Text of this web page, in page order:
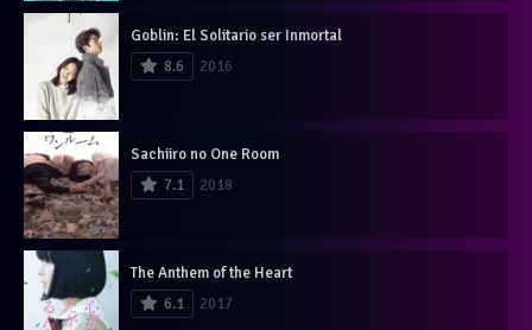
Goblin: El Solitario ser Inmortal
8.6
2016
Sachiiro no One Room
7.1
2018
The Anthem of the Heart
6.1
2017